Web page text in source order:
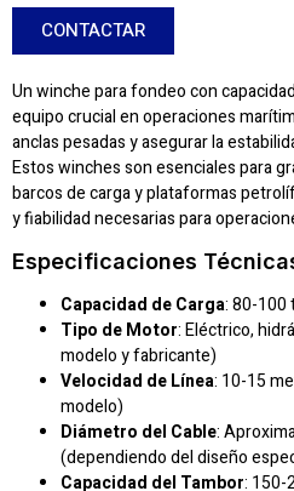
CONTACTAR
Un winche para fondeo con
equipo crucial en operaciones
anclas pesadas y asegurar la
Estos winches son esenciales para
barcos de carga y plataformas
y fiabilidad necesarias para
Especificaciones
Capacidad de Carga: 80-100
Tipo de Motor: Eléctrico,
modelo y fabricante)
Velocidad de Línea: 10-15
modelo)
Diámetro del Cable:
(dependiendo del diseño
Capacidad del Tambor: 150-